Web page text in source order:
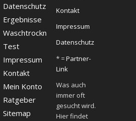
Datenschutz
Ergebnisse
Waschtrockner
Test
Impressum
Kontakt
Mein Konto
Ratgeber
Sitemap
Kontakt
Impressum
Datenschutz
* =Partner-
Link
Was auch
immer oft
gesucht wird.
Hier findet